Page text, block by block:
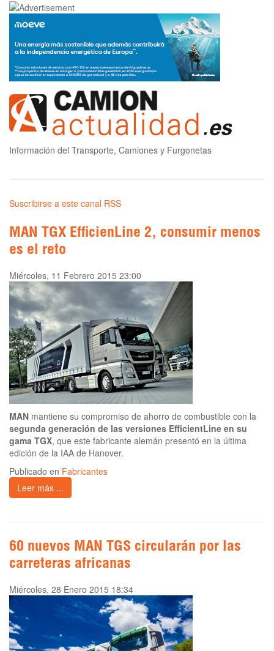
Información del Transporte, Camiones y Furgonetas
Suscribirse a este canal RSS
MAN TGX EfficienLine 2, consumir menos
es el reto
Miércoles, 11 Febrero 2015 23:00
MAN mantiene su compromiso de ahorro de combustible con la
segunda generación de las versiones EfficientLine en su
gama TGX, que este fabricante alemán presentó en la última
edición de la IAA de Hanover.
Publicado en Fabricantes
Leer más ...
60 nuevos MAN TGS circularán por las
carreteras africanas
Miércoles, 28 Enero 2015 18:34